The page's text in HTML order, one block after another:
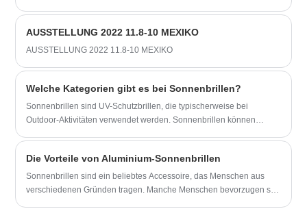
Sonnenbrillen aus Aluminium auf einem überfüllten Markt voller
unterschiedlicher Materialien und Designs aus? Dieser umfassende
sie Ihre Outdoor-Erlebnisse verbessern können.
AUSSTELLUNG 2022 11.8-10 MEXIKO
AUSSTELLUNG 2022 11.8-10 MEXIKO
​Welche Kategorien gibt es bei Sonnenbrillen?
Sonnenbrillen sind UV-Schutzbrillen, die typischerweise bei
Outdoor-Aktivitäten verwendet werden. Sonnenbrillen können
Die Vorteile von Aluminium-Sonnenbrillen
Sonnenbrillen sind ein beliebtes Accessoire, das Menschen aus
verschiedenen Gründen tragen. Manche Menschen bevorzugen sie